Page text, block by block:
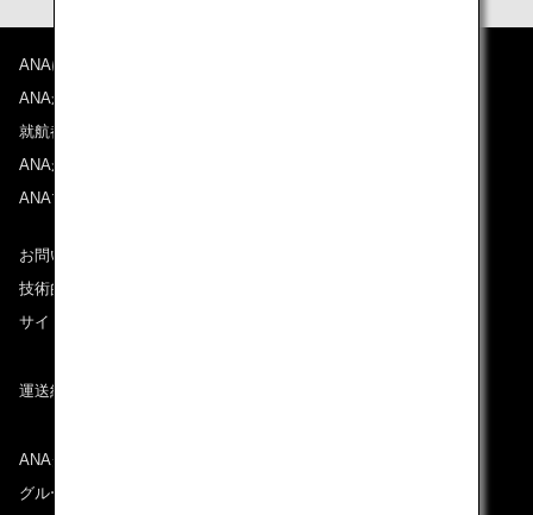
ANAについて
ANAからのお知らせ
就航都市
ANAがお約束する体験
ANAマイレージクラブ
お問い合わせ
技術的なお問い合わせ（推奨環境）
サイトマップ
運送約款
ANAグループについて
グループ企業一覧